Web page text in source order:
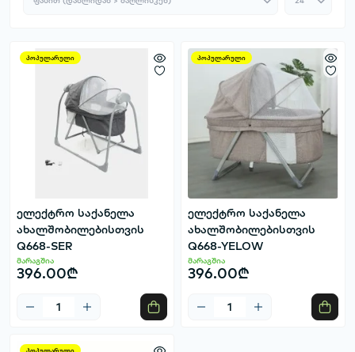
პოპულარული
ელექტრო საქანელა
ახალშობილებისთვის
Q668-SER
მარაგშია
396.00₾
პოპულარული
ელექტრო საქანელა
ახალშობილებისთვის
Q668-YELOW
მარაგშია
396.00₾